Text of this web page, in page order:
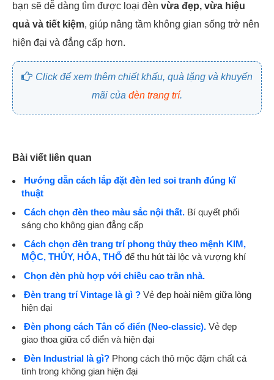
bạn sẽ dễ dàng tìm được loại đèn vừa đẹp, vừa hiệu
quả và tiết kiệm, giúp nâng tầm không gian sống trở nên
hiện đại và đẳng cấp hơn.
Click để xem thêm chiết khấu, quà tặng và khuyến
mãi của đèn trang trí.
Bài viết liên quan
Hướng dẫn cách lắp đặt đèn led soi tranh đúng kĩ
thuật
Cách chọn đèn theo màu sắc nội thất. Bí quyết phối
sáng cho không gian đẳng cấp
Cách chọn đèn trang trí phong thủy theo mệnh KIM,
MỘC, THỦY, HỎA, THỔ để thu hút tài lộc và vượng khí
Chọn đèn phù hợp với chiều cao trần nhà.
Đèn trang trí Vintage là gì ? Vẻ đẹp hoài niệm giữa lòng
hiện đại
Đèn phong cách Tân cổ điển (Neo-classic). Vẻ đẹp
giao thoa giữa cổ điển và hiện đại
Đèn Industrial là gì? Phong cách thô mộc đậm chất cá
tính trong không gian hiện đại